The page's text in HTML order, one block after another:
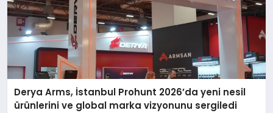
Derya Arms, İstanbul Prohunt 2026’da yeni nesil
ürünlerini ve global marka vizyonunu sergiledi